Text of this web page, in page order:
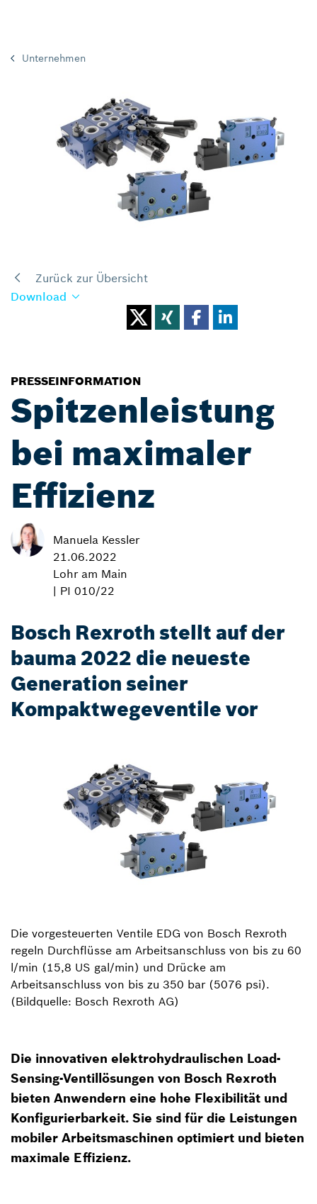
Unternehmen
Zurück zur Übersicht
Download
PRESSEINFORMATION
Spitzenleistung
bei maximaler
Effizienz
Manuela Kessler
21.06.2022
Lohr am Main
| PI 010/22
Bosch Rexroth stellt auf der
bauma 2022 die neueste
Generation seiner
Kompaktwegeventile vor
Die vorgesteuerten Ventile EDG von Bosch Rexroth
regeln Durchflüsse am Arbeitsanschluss von bis zu 60
l/min (15,8 US gal/min) und Drücke am
Arbeitsanschluss von bis zu 350 bar (5076 psi).
(Bildquelle: Bosch Rexroth AG)
Die innovativen elektrohydraulischen Load-
Sensing-Ventillösungen von Bosch Rexroth
bieten Anwendern eine hohe Flexibilität und
Konfigurierbarkeit. Sie sind für die Leistungen
mobiler Arbeitsmaschinen optimiert und bieten
maximale Effizienz.